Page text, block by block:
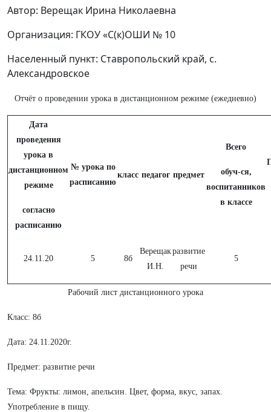
Автор: Верещак Ирина Николаевна
Организация: ГКОУ «С(к)ОШИ № 10
Населенный пункт: Ставропольский край, с.
Александровское
Отчёт о проведении урока в дистанционном режиме (ежедневно)
Дата
проведения
урока в
дистанционном
режиме
согласно
расписанию
№ урока по
расписанию
класс педагог предмет
Всего
обуч-ся,
воспитанников
в классе
24.11.20 5 8б
Верещак
И.Н.
развитие
речи
5
Рабочий лист дистанционного урока
Класс: 8б
Дата: 24.11.2020г.
Предмет: развитие речи
Тема: Фрукты: лимон, апельсин. Цвет, форма, вкус, запах.
Употребление в пищу.